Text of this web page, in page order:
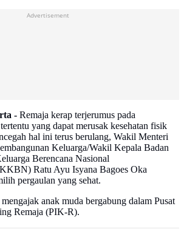
Advertisement
- Remaja kerap terjerumus pada
yang dapat merusak kesehatan fisik
hal ini terus berulang, Wakil Menteri
Keluarga/Wakil Kepala Badan
Berencana Nasional
Ratu Ayu Isyana Bagoes Oka
pergaulan yang sehat.
anak muda bergabung dalam Pusat
Remaja (PIK-R).